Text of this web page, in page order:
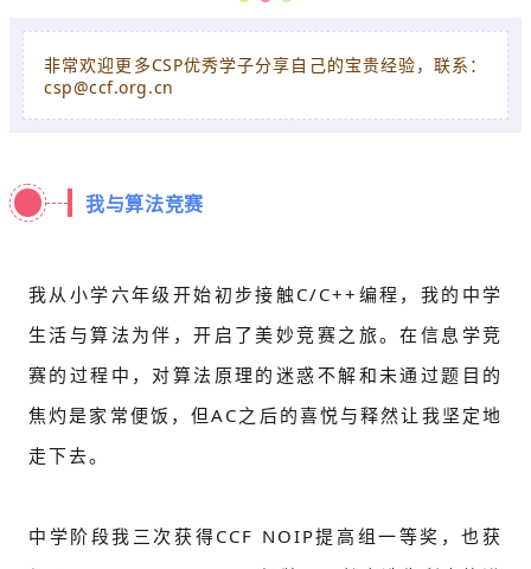
非常欢迎更多CSP优秀学子分享自己的宝贵经验，联系：
csp@ccf.org.cn
我与算法竞赛
我从小学六年级开始初步接触C/C++编程，我的中学
生活与算法为伴，开启了美妙竞赛之旅。在信息学竞
赛的过程中，对算法原理的迷惑不解和未通过题目的
焦灼是家常便饭，但AC之后的喜悦与释然让我坚定地
走下去。
中学阶段我三次获得CCF NOIP提高组一等奖，也获